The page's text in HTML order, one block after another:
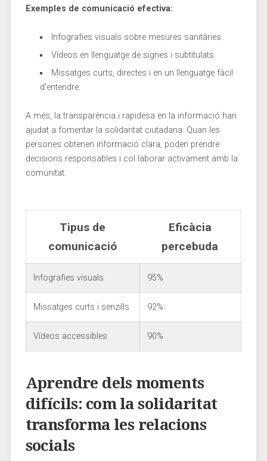
Exemples de comunicació efectiva:
Infografies visuals‍ sobre mesures sanitàries.
Vídeos en llenguatge de signes i‍ subtitulats.
Missatges ‍curts, directes⁣ i⁤ en un llenguatge fàcil
d’entendre.
A‍ més,‌ la transparència i ​rapidesa en la​ informació han
ajudat⁣ a ⁤fomentar la solidaritat ciutadana. Quan‍ les
‍persones obtenen ⁢informació clara, poden prendre
decisions⁤ responsables i col·laborar ⁢activament ⁢amb la
comunitat.
Tipus de
comunicació
Eficàcia‍
percebuda
Infografies visuals 95%
Missatges curts i senzills 92%
Vídeos accessibles 90%
Aprendre dels⁣ moments
difícils:⁢ com ⁢la solidaritat
transforma les relacions
socials